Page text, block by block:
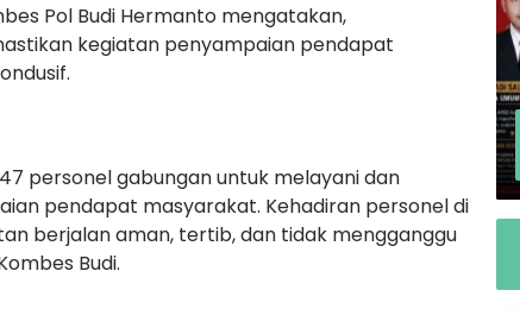
Pol Budi Hermanto mengatakan,
kegiatan penyampaian pendapat
personel gabungan untuk melayani dan
pendapat masyarakat. Kehadiran personel di
berjalan aman, tertib, dan tidak mengganggu
Budi.